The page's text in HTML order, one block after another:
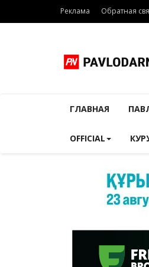
Реклама Обратная
ГЛАВНАЯ
OFFICIAL